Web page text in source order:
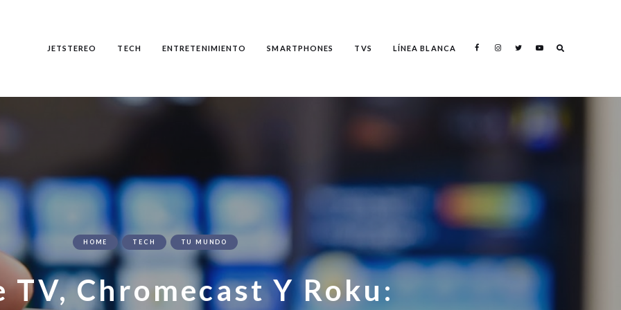
JETSTEREO TECH ENTRETENIMIENTO SMARTPHONES TVS LÍNEA BLANCA
HOME TECH TU MUNDO
TV, Chromecast Y Roku: